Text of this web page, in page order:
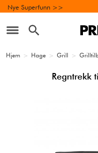
Nye Superfunn >>
Hjem > Hage > Grill >
Regntrekk